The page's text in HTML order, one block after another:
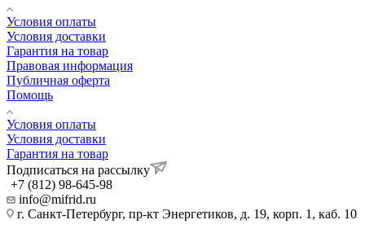
Условия оплаты
Условия доставки
Гарантия на товар
Правовая информация
Публичная оферта
Помощь
Условия оплаты
Условия доставки
Гарантия на товар
Подписаться на рассылку
+7 (812) 98-645-98
info@mifrid.ru
г. Санкт-Петербург, пр-кт Энергетиков, д. 19, корп. 1, каб. 10